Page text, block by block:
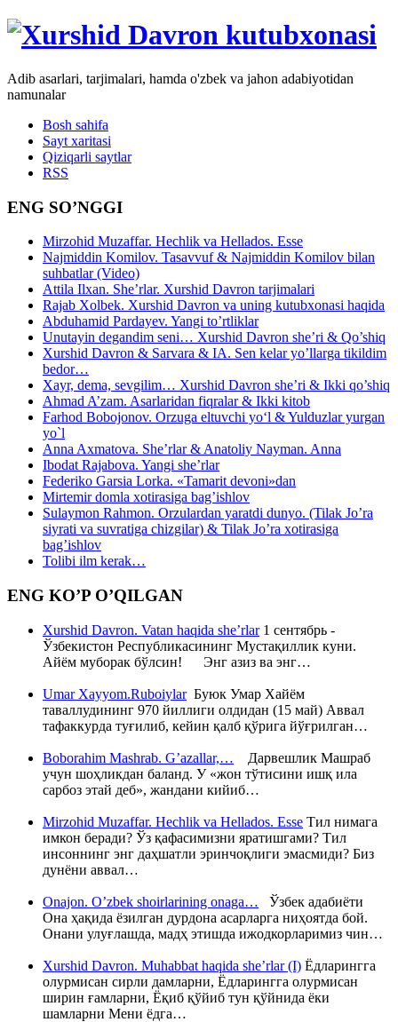
Adib asarlari, tarjimalari, hamda o'zbek va jahon adabiyotidan
namunalar
Bosh sahifa
Sayt xaritasi
Qiziqarli saytlar
RSS
ENG SO’NGGI
Mirzohid Muzaffar. Hechlik va Hellados. Esse
Najmiddin Komilov. Tasavvuf & Najmiddin Komilov bilan
suhbatlar (Video)
Attila Ilxan. She’rlar. Xurshid Davron tarjimalari
Rajab Xolbek. Xurshid Davron va uning kutubxonasi haqida
Abduhamid Pardayev. Yangi to’rtliklar
Unutayin degandim seni… Xurshid Davron she’ri & Qo’shiq
Xurshid Davron & Sarvara & IA. Sen kelar yo’llarga tikildim
bedor…
Xayr, dema, sevgilim… Xurshid Davron she’ri & Ikki qo’shiq
Ahmad A’zam. Asarlaridan fiqralar & Ikki kitob
Farhod Bobojonov. Orzuga eltuvchi yo‘l & Yulduzlar yurgan
yo`l
Anna Axmatova. She’rlar & Anatoliy Nayman. Anna
Ibodat Rajabova. Yangi she’rlar
Federiko Garsia Lorka. «Tamarit devoni»dan
Mirtemir domla xotirasiga bag’ishlov
Sulaymon Rahmon. Orzulardan yaratdi dunyo. (Tilak Jo’ra
siyrati va suvratiga chizgilar) & Tilak Jo’ra xotirasiga
bag’ishlov
Tolibi ilm kerak…
ENG KO’P O’QILGAN
Xurshid Davron. Vatan haqida she’rlar1 сентябрь -
Ўзбекистон Республикасининг Мустақиллик куни.
Айём муборак бўлсин! Энг азиз ва энг…
Umar Xayyom.RuboiylarБуюк Умар Хайём
таваллудининг 970 йиллиги олдидан (15 май) Аввал
тафаккурда туғилиб, кейин қалб қўрига йўғрилган…
Boborahim Mashrab. G’azallar,… Дарвешлик Машраб
учун шоҳликдан баланд. У «жон тўтисини ишқ ила
сарбоз этай деб», жандани кийиб…
Mirzohid Muzaffar. Hechlik va Hellados. Esse Тил нимага
имкон беради? Ўз қафасимизни яратишгами? Тил
инсоннинг энг даҳшатли эринчоқлиги эмасмиди? Биз
дунёни аввал…
Onajon. O’zbek shoirlarining onaga… Ўзбек адабиёти
Она ҳақида ёзилган дурдона асарларга ниҳоятда бой.
Онани улуғлашда, мадҳ этишда ижодкорларимиз чин…
Xurshid Davron. Muhabbat haqida she’rlar (I) Ёдларингга
олурмисан сирли дамларни, Ёдларингга олурмисан
ширин ғамларни, Ёқиб қўйиб тун қўйнида ёки
шамларни Мени ёдга…